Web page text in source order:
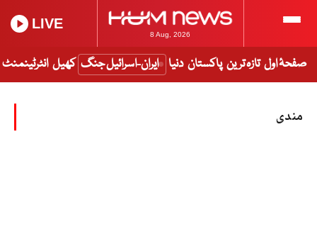
8 Aug, 2026
LIVE
صفحۂ اول تازہ ترین پاکستان دنیا ایران-اسرائیل جنگ کھیل انٹرٹینمنٹ
مندی